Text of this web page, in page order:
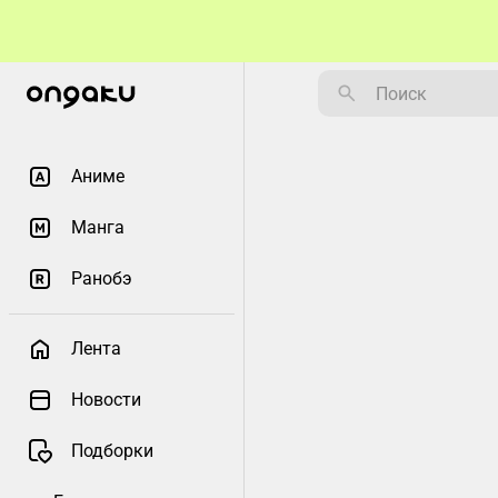
Аниме
Манга
Ранобэ
Лента
Новости
Подборки